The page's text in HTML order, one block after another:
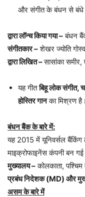
और संगीत के बंधन से बंधे
द्वारा लॉन्च किया गया –बंधन
संगीतकार –शेखर ज्योति
द्वारा लिखित –सासांका
यह गीतबिहू लोक संगीत,
होस्तिर गानका मिश्रण है।
बंधन बैंक के बारे में:
यह 2015 में यूनिवर्सल बैंकिंग
माइक्रोफाइनेंस कंपनी बन
मुख्यालय –कोलकाता, पश्चिम
प्रबंध निदेशक (MD) और
असम के बारे में